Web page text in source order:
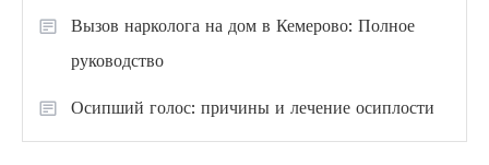
Вызов нарколога на дом в Кемерово: Полное
руководство
Осипший голос: причины и лечение осиплости